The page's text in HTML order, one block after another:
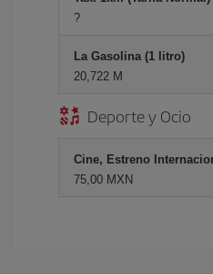
?
La Gasolina (1 litro)
20,722 M
Deporte y Ocio
Cine, Estreno
75,00 MXN